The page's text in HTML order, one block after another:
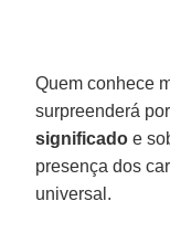
Quem conhece
surpreenderá
significado e
presença dos
universal.